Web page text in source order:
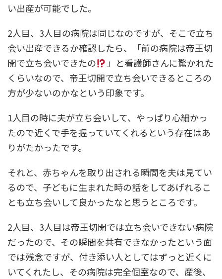
い出産が可能でした。
2人目、3人目の病院は同じなのですが、そこで立ち
会い出産できるか確認したら、「前の病院は帝王切
開で立ち会いできたの
」と看護師さんに驚かれた
くらいなので、帝王切開で立ち会いできるところの
方が少ないのかなという印象です。
1人目の時に夫が立ち会いして、やっぱり心細かっ
たので近くで手を握っていてくれるという存在はあ
りがたかったです。
それと、赤ちゃんを取り出される瞬間を夫は見てい
るので、子どもに生まれた時の話をしてあげれるこ
とも立ち会いして良かったなと思うところです。
2人目、3人目は帝王切開では立ち会いできない病院
だったので、その瞬間を共有できなかったという面
では残念ですが、付き添い人としてはずっと近くに
いてくれたし、その病院は完全個室なので、産後、